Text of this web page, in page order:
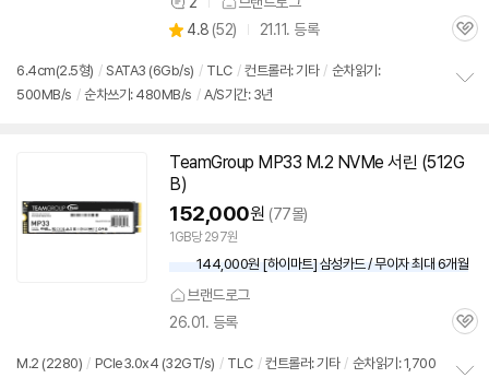
상
품
견
별
점
4.8 (상
리
뷰
52) 21.11. 등록
관
6.4cm(2.5형) / SATA3 (6Gb/s) / TLC / 컨트롤러: 기타 / 순차읽기:
500MB/s / 순차쓰기: 480MB/s / A/S기간: 3년
TeamGroup MP33 M.2 NVMe 서린 (512G
B)
152,000원 (77몰)
1GB당 297원
144,000원 [하이마트] 삼성카드 / 무이자 최대 6개월
브랜드로그
26.01. 등록
관
M.2 (2280) / PCIe3.0x4 (32GT/s) / TLC / 컨트롤러: 기타 / 순차읽기: 1,700